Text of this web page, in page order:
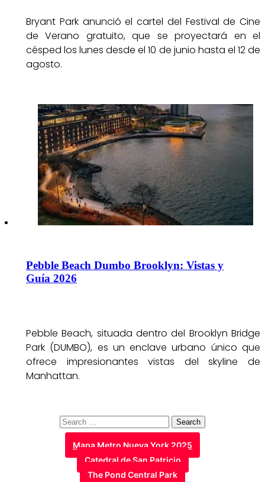
Bryant Park anunció el cartel del Festival de Cine
de Verano gratuito, que se proyectará en el
césped los lunes desde el 10 de junio hasta el 12 de
agosto.
Pebble Beach Dumbo Brooklyn: Vistas y
Guía 2026
Pebble Beach, situada dentro del Brooklyn Bridge
Park (DUMBO), es un enclave urbano único que
ofrece impresionantes vistas del skyline de
Manhattan.
Search
for:
Mapa Metro Nueva York 2025
Catedral de San Patricio
The Pond Central Park